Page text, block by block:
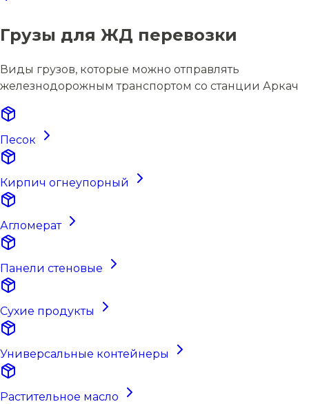
Грузы для ЖД перевозки
Виды грузов, которые можно отправлять
железнодорожным транспортом со станции Аркач
Песок
Кирпич огнеупорный
Агломерат
Панели стеновые
Сухие продукты
Универсальные контейнеры
Растительное масло